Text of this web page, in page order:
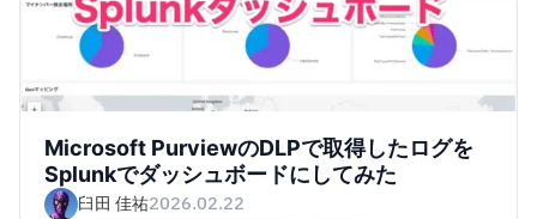
Microsoft PurviewのDLPで取得したログを
Splunkでダッシュボードにしてみた
臼田 佳祐2026.02.22